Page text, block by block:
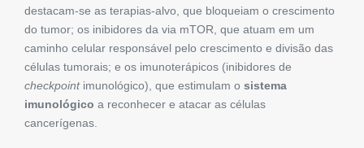
destacam-se as terapias-alvo, que bloqueiam o crescimento
do tumor; os inibidores da via mTOR, que atuam em um
caminho celular responsável pelo crescimento e divisão das
células tumorais; e os imunoterápicos (inibidores de
checkpointimunológico), que estimulam o sistema
imunológico a reconhecer e atacar as células
cancerígenas.